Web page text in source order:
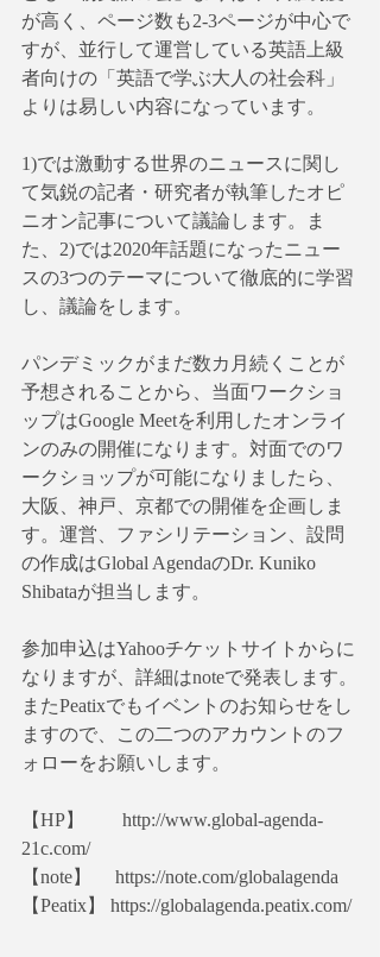
が高く、ページ数も2-3ページが中心で
すが、並行して運営している英語上級
者向けの「英語で学ぶ大人の社会科」
よりは易しい内容になっています。
1)では激動する世界のニュースに関し
て気鋭の記者・研究者が執筆したオピ
ニオン記事について議論します。ま
た、2)では2020年話題になったニュー
スの3つのテーマについて徹底的に学習
し、議論をします。
パンデミックがまだ数カ月続くことが
予想されることから、当面ワークショ
ップはGoogle Meetを利用したオンライ
ンのみの開催になります。対面でのワ
ークショップが可能になりましたら、
大阪、神戸、京都での開催を企画しま
す。運営、ファシリテーション、設問
の作成はGlobal AgendaのDr. Kuniko
Shibataが担当します。
参加申込はYahooチケットサイトからに
なりますが、詳細はnoteで発表します。
またPeatixでもイベントのお知らせをし
ますので、この二つのアカウントのフ
ォローをお願いします。
【HP】　　http://www.global-agenda-
21c.com/
【note】　 https://note.com/globalagenda
【Peatix】 https://globalagenda.peatix.com/